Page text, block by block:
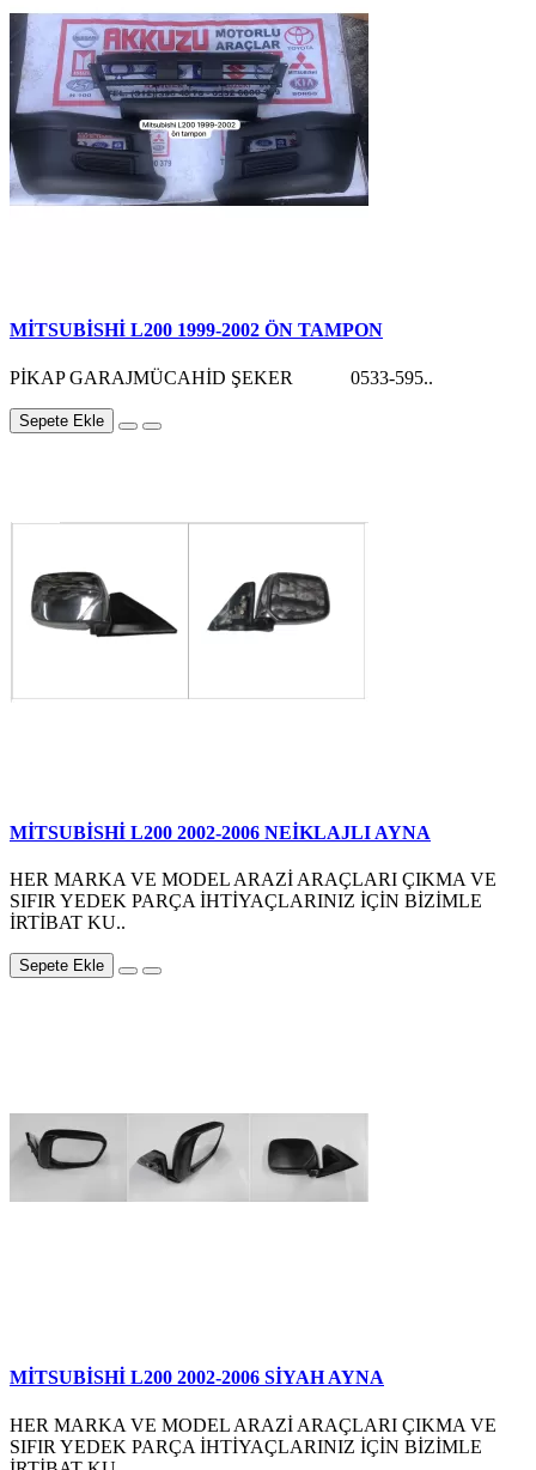
MİTSUBİSHİ L200 1999-2002 ÖN TAMPON
PİKAP GARAJMÜCAHİD ŞEKER 0533-595..
Sepete Ekle
MİTSUBİSHİ L200 2002-2006 NEİKLAJLI AYNA
HER MARKA VE MODEL ARAZİ ARAÇLARI ÇIKMA VE
SIFIR YEDEK PARÇA İHTİYAÇLARINIZ İÇİN BİZİMLE
İRTİBAT KU..
Sepete Ekle
MİTSUBİSHİ L200 2002-2006 SİYAH AYNA
HER MARKA VE MODEL ARAZİ ARAÇLARI ÇIKMA VE
SIFIR YEDEK PARÇA İHTİYAÇLARINIZ İÇİN BİZİMLE